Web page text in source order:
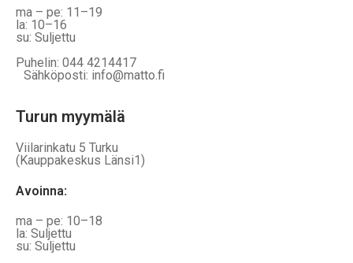
ma – pe: 11–19
la: 10–16
su: Suljettu
Puhelin: 044 4214417
Sähköposti: info@matto.fi
Turun myymälä
Viilarinkatu 5 Turku
(Kauppakeskus Länsi1)
Avoinna:
ma – pe: 10–18
la: Suljettu
su: Suljettu